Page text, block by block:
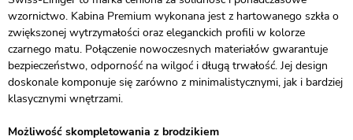
wzornictwo. Kabina Premium wykonana jest z hartowanego szkła o
zwiększonej wytrzymałości oraz eleganckich profili w kolorze
czarnego matu. Połączenie nowoczesnych materiałów gwarantuje
bezpieczeństwo, odporność na wilgoć i długą trwałość. Jej design
doskonale komponuje się zarówno z minimalistycznymi, jak i bardziej
klasycznymi wnętrzami.
Możliwość skompletowania z brodzikiem